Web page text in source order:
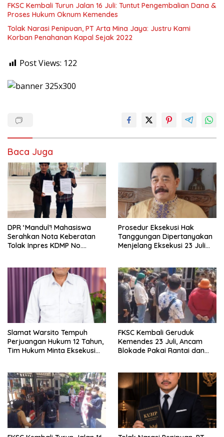
FKSC Kembali Turun Jalan 16 Juli: Tuntut Pengembalian Dana &
Proses Hukum Oknum Kemendes
Tolak Narasi Penipuan, PT Arta Mina Jaya: Justru Kami
Korban Penahanan Kapal Sejak 2022
Post Views: 122
Baca Juga
DPR ‘Mandul’! Mahasiswa
Serahkan Nota Keberatan
Tolak Inpres KDMP No.
Prosedur Eksekusi Hak
Tanggungan Dipertanyakan
Menjelang Eksekusi 23 Juli
Slamat Warsito Tempuh
Perjuangan Hukum 12 Tahun,
Tim Hukum Minta Eksekusi
FKSC Kembali Geruduk
Kemendes 23 Juli, Ancam
Blokade Pakai Rantai dan